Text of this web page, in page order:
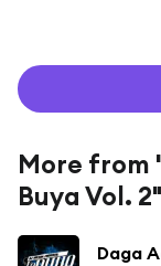
More from
Buya Vol.
Daga